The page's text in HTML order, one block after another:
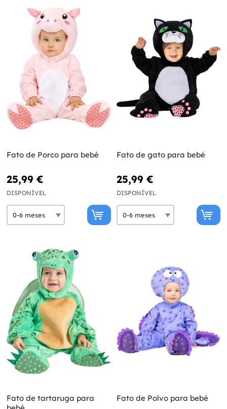
Fato de Porco para bebé
25,99 €
DISPONÍVEL
Fato de gato para bebé
25,99 €
DISPONÍVEL
Fato de tartaruga para
Fato de Polvo para bebé